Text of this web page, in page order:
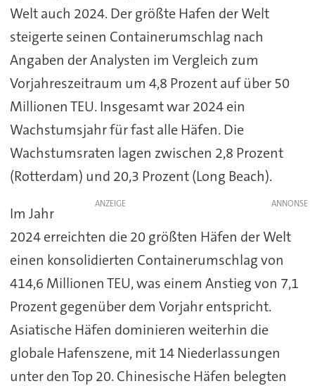
Welt auch 2024. Der größte Hafen der Welt
steigerte seinen Containerumschlag nach
Angaben der Analysten im Vergleich zum
Vorjahreszeitraum um 4,8 Prozent auf über 50
Millionen TEU. Insgesamt war 2024 ein
Wachstumsjahr für fast alle Häfen. Die
Wachstumsraten lagen zwischen 2,8 Prozent
(Rotterdam) und 20,3 Prozent (Long Beach).
ANZEIGE
Im Jahr
2024 erreichten die 20 größten Häfen der Welt
einen konsolidierten Containerumschlag von
414,6 Millionen TEU, was einem Anstieg von 7,1
Prozent gegenüber dem Vorjahr entspricht.
Asiatische Häfen dominieren weiterhin die
globale Hafenszene, mit 14 Niederlassungen
unter den Top 20. Chinesische Häfen belegten